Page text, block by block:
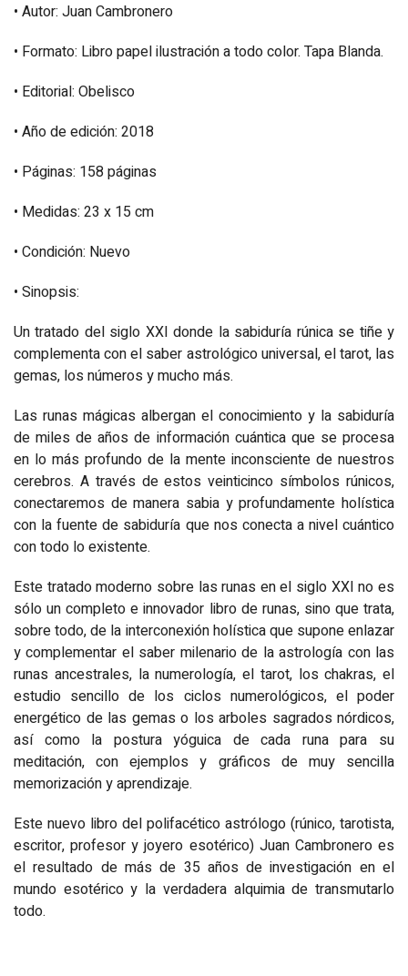
• Autor: Juan Cambronero
• Formato: Libro papel ilustración a todo color. Tapa Blanda.
• Editorial: Obelisco
• Año de edición: 2018
• Páginas: 158 páginas
• Medidas: 23 x 15 cm
• Condición: Nuevo
• Sinopsis:
Un tratado del siglo XXI donde la sabiduría rúnica se tiñe y
complementa con el saber astrológico universal, el tarot, las
gemas, los números y mucho más.
Las runas mágicas albergan el conocimiento y la sabiduría
de miles de años de información cuántica que se procesa
en lo más profundo de la mente inconsciente de nuestros
cerebros. A través de estos veinticinco símbolos rúnicos,
conectaremos de manera sabia y profundamente holística
con la fuente de sabiduría que nos conecta a nivel cuántico
con todo lo existente.
Este tratado moderno sobre las runas en el siglo XXI no es
sólo un completo e innovador libro de runas, sino que trata,
sobre todo, de la interconexión holística que supone enlazar
y complementar el saber milenario de la astrología con las
runas ancestrales, la numerología, el tarot, los chakras, el
estudio sencillo de los ciclos numerológicos, el poder
energético de las gemas o los arboles sagrados nórdicos,
así como la postura yóguica de cada runa para su
meditación, con ejemplos y gráficos de muy sencilla
memorización y aprendizaje.
Este nuevo libro del polifacético astrólogo (rúnico, tarotista,
escritor, profesor y joyero esotérico) Juan Cambronero es
el resultado de más de 35 años de investigación en el
mundo esotérico y la verdadera alquimia de transmutarlo
todo.